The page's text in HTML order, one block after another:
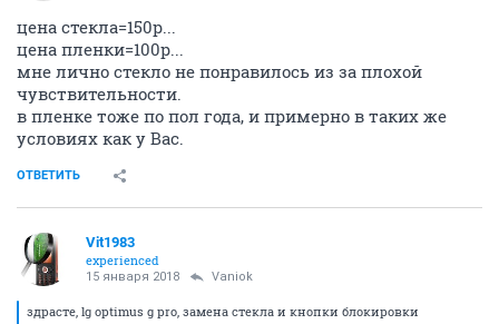
цена стекла=150р...
цена пленки=100р...
мне лично стекло не понравилось из за плохой
чувствительности.
в пленке тоже по пол года, и примерно в таких же
условиях как у Вас.
ОТВЕТИТЬ
Vit1983
experienced
15 января 2018 Vaniok
здрасте, lg optimus g pro, замена стекла и кнопки блокировки